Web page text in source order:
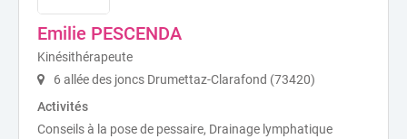
Emilie PESCENDA
Kinésithérapeute
6 allée des joncs Drumettaz-Clarafond (73420)
Activités
Conseils à la pose de pessaire, Drainage lymphatique